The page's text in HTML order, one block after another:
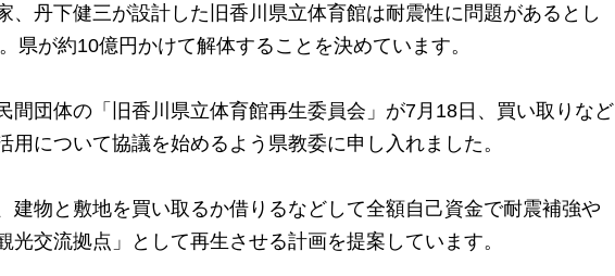
丹下健三が設計した旧香川県立体育館は耐震性に問題があるとし
県が約10億円かけて解体することを決めています。
間団体の「旧香川県立体育館再生委員会」が7月18日、買い取りなど
用について協議を始めるよう県教委に申し入れました。
建物と敷地を買い取るか借りるなどして全額自己資金で耐震補強や
光交流拠点」として再生させる計画を提案しています。